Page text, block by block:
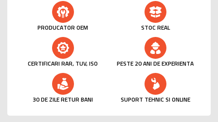
PRODUCATOR OEM STOC REAL
CERTIFICARI RAR, TUV, ISO PESTE 20 ANI DE EXPERIENTA
30 DE ZILE RETUR BANI SUPORT TEHNIC SI ONLINE